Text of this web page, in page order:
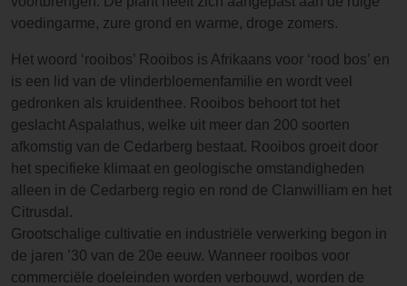
voedingarme, zure grond en warme, droge zomers.
Het woord ‘rooibos’ Rooibos is Afrikaans voor ‘rood bos’ en
is een lid van de vlinderbloemenfamilie en wordt veel
gedronken als kruidenthee. Rooibos behoort tot het
geslacht Aspalathus, welke uit meer dan 200 soorten
afkomstig van de Cedarberg bestaat. Rooibos groeit door
het specifieke klimaat en geologische omstandigheden
alleen in de Cedarberg regio en rond de Clanwilliam en het
Citrusdal.
Grootschalige cultivatie en industriële verwerking begon in
de jaren ’30 van de 20e eeuw. Wanneer rooibos voor
commerciële doeleinden worden verbouwd, worden de